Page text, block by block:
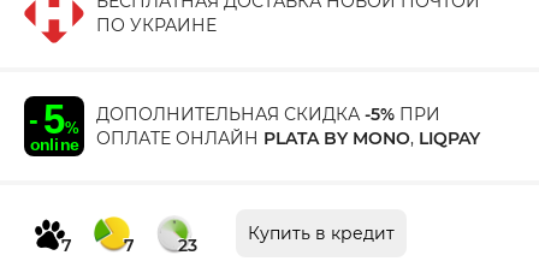
ПО УКРАИНЕ
ДОПОЛНИТЕЛЬНАЯ СКИДКА -5% ПРИ
ОПЛАТЕ ОНЛАЙН PLATA BY MONO, LIQPAY
7 7 23
Купить в кредит